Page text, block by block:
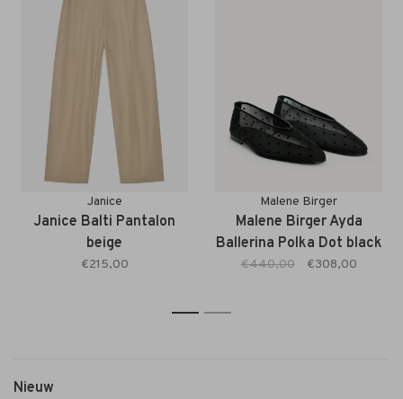
Janice
Janice Balti Pantalon
beige
€215,00
Malene Birger
Malene Birger Ayda
Ballerina Polka Dot black
€440,00 €308,00
1 2
Nieuw